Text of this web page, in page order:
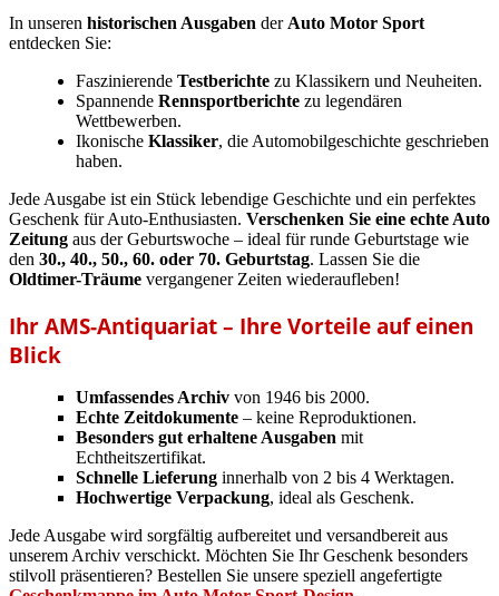
In unseren historischen Ausgaben der Auto Motor Sport
entdecken Sie:
Faszinierende Testberichte zu Klassikern und Neuheiten.
Spannende Rennsportberichte zu legendären
Wettbewerben.
Ikonische Klassiker, die Automobilgeschichte geschrieben
haben.
Jede Ausgabe ist ein Stück lebendige Geschichte und ein perfektes
Geschenk für Auto-Enthusiasten. Verschenken Sie eine echte Auto
Zeitung aus der Geburtswoche – ideal für runde Geburtstage wie
den 30., 40., 50., 60. oder 70. Geburtstag. Lassen Sie die
Oldtimer-Träume vergangener Zeiten wiederaufleben!
Ihr AMS-Antiquariat – Ihre Vorteile auf einen
Blick
Umfassendes Archiv von 1946 bis 2000.
Echte Zeitdokumente – keine Reproduktionen.
Besonders gut erhaltene Ausgaben mit
Echtheitszertifikat.
Schnelle Lieferung innerhalb von 2 bis 4 Werktagen.
Hochwertige Verpackung, ideal als Geschenk.
Jede Ausgabe wird sorgfältig aufbereitet und versandbereit aus
unserem Archiv verschickt. Möchten Sie Ihr Geschenk besonders
stilvoll präsentieren? Bestellen Sie unsere speziell angefertigte